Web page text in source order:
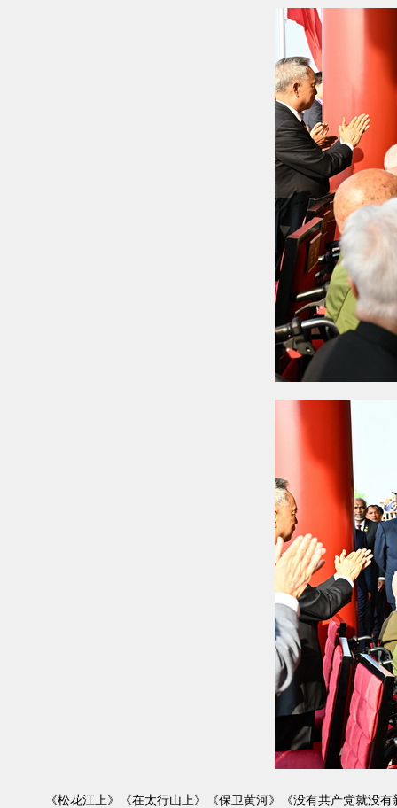
《松花江上》《在太行山上》《保卫黄河》《没有共产党就没